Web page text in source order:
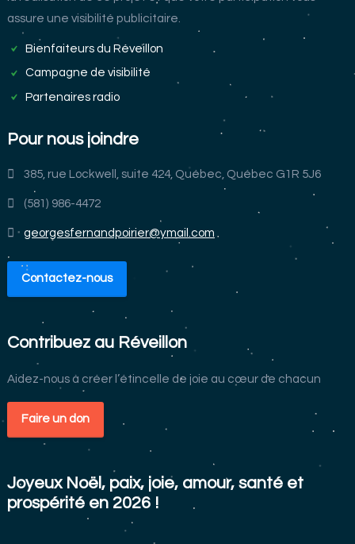
assure une visibilité publicitaire.
Bienfaiteurs du Réveillon
Campagne de visibilité
Partenaires radio
Pour nous joindre
385, rue Lockwell, suite 424, Québec, Québec G1R 5J6
(581) 986-4472
georgesfernandpoirier@ymail.com
Contactez-nous
Contribuez au Réveillon
Aidez-nous à créer l’étincelle de joie au cœur de chacun
Faire un don
Joyeux Noël, paix, joie, amour, santé et
prospérité en 2026 !